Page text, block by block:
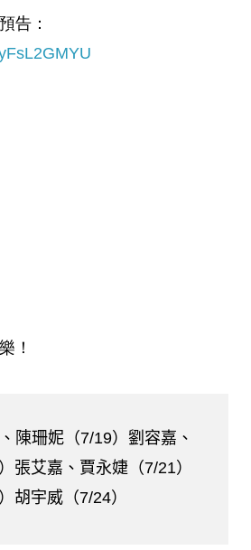
告：
！
陳珊妮（7/19）劉容嘉、
張艾嘉、賈永婕（7/21）
胡宇威（7/24）